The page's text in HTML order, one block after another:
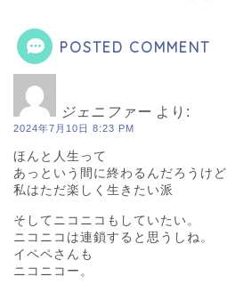
POSTED COMMENT
ジェニファー より:
2024年7月10日 8:23 PM
ほんと人生って
あっという間に終わるんだろうけど
私はただ楽しく生きたい派
そしてニコニコもしていたい。
ニコニコは連鎖すると思うしね。
イペペさんも
ニコニコー。